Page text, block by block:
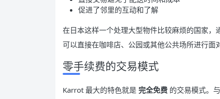
促进了邻里的互动和了解
在日本这样一个处理大型物件比较麻烦的国家
可以直接在咖啡店、公园或其他公共场所进行面
零手续费的交易模式
Karrot 最大的特色就是 完全免费 的交易模式。